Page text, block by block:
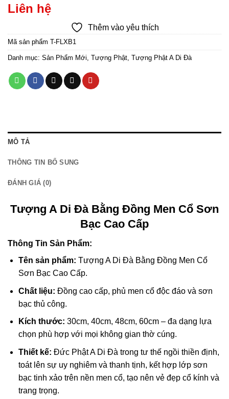
Panel
satın al
Panel
panel
satın al
Panel
panel
Liên hệ
Thêm vào yêu thích
Mã sản phẩm T-FLXB1
Danh mục: Sản Phẩm Mới, Tượng Phật, Tượng Phật A Di Đà
MÔ TẢ
THÔNG TIN BỔ SUNG
ĐÁNH GIÁ (0)
Tượng A Di Đà Bằng Đồng Men Cổ Sơn
Bạc Cao Cấp
Thông Tin Sản Phẩm:
Tên sản phẩm: Tượng A Di Đà Bằng Đồng Men Cổ
Sơn Bạc Cao Cấp.
Chất liệu: Đồng cao cấp, phủ men cổ độc đáo và sơn
bạc thủ công.
Kích thước: 30cm, 40cm, 48cm, 60cm – đa dạng lựa
chọn phù hợp với mọi không gian thờ cúng.
Thiết kế: Đức Phật A Di Đà trong tư thế ngồi thiền định,
toát lên sự uy nghiêm và thanh tịnh, kết hợp lớp sơn
bạc tinh xảo trên nền men cổ, tạo nên vẻ đẹp cổ kính và
trang trọng.